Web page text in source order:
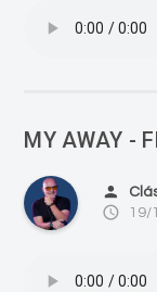
MY AWAY -
person
access_time 19/